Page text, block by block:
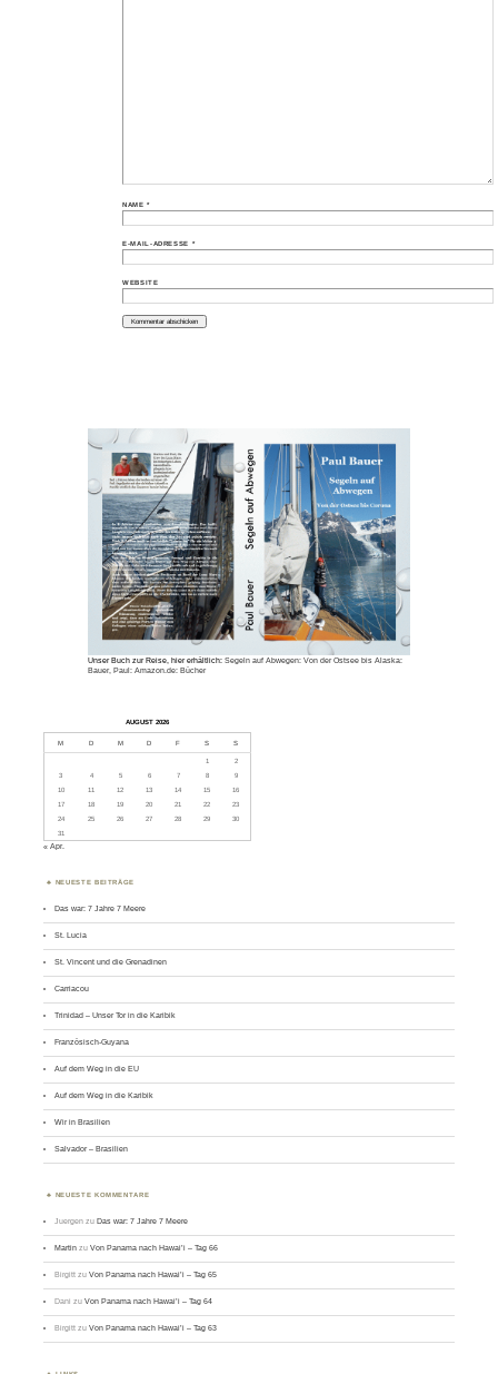
NAME*
E-MAIL-ADRESSE *
WEBSITE
Unser Buch zur Reise, hier erhältlich:Segeln auf Abwegen: Von der Ostsee bis Alaska:
Bauer, Paul: Amazon.de: Bücher
AUGUST 2026
M D M D F S S
1
2
3
4 5 6 7 8
9
10
11 12 13 14 15
16
17
18 19 20 21 22
23
24
25 26 27 28 29
30
31
« Apr.
NEUESTE BEITRÄGE
Das war: 7 Jahre 7 Meere
St. Lucia
St. Vincent und die Grenadinen
Carriacou
Trinidad – Unser Tor in die Karibik
Französisch-Guyana
Auf dem Weg in die EU
Auf dem Weg in die Karibik
Wir in Brasilien
Salvador – Brasilien
NEUESTE KOMMENTARE
Juergen zuDas war: 7 Jahre 7 Meere
Martin zuVon Panama nach Hawai’i – Tag 66
Birgitt zuVon Panama nach Hawai’i – Tag 65
Dani zuVon Panama nach Hawai’i – Tag 64
Birgitt zuVon Panama nach Hawai’i – Tag 63